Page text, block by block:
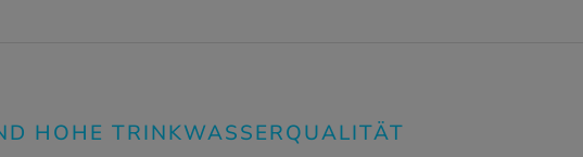
HOHE TRINKWASSERQUALITÄT